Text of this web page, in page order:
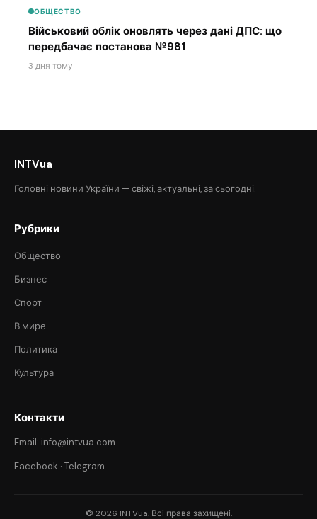
ОБЩЕСТВО
Військовий облік оновлять через дані ДПС: що
передбачає постанова №981
3 дня тому
INTVua
Головні новини України — свіжі, актуальні, за сьогодні.
Рубрики
Общество
Бизнес
Спорт
В мире
Политика
Культура
Контакти
Email: info@intvua.com
Facebook · Telegram
© 2026 INTVua. Всі права захищені.